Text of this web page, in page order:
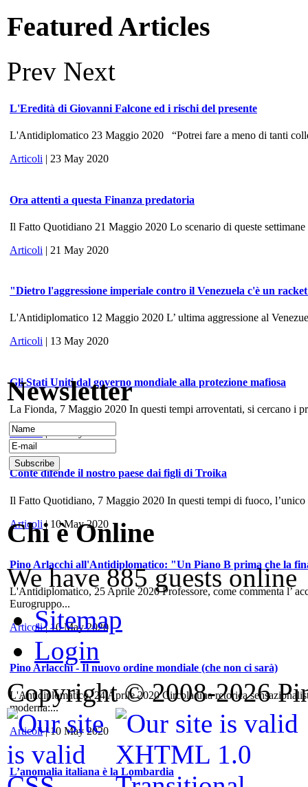
Featured Articles
Prev Next
L'Eredità di Giovanni Falcone ed i rischi del presente
L'Antidiplomatico 23 Maggio 2020 “Potrei fare a meno di tanti
Articoli | 23 May 2020
Ora attenti a questa Finanza predatoria
Il Fatto Quotidiano 21 Maggio 2020 Lo scenario di queste
Articoli | 21 May 2020
"Dietro l'aggressione imperiale contro il Venezuela c'è un
L'Antidiplomatico 12 Maggio 2020 L’ ultima aggressione al
Articoli | 13 May 2020
Gli Stati Uniti dal governo mondiale alla protezione mafiosa
La Fionda, 7 Maggio 2020 In questi tempi arroventati, si cercano i
Articoli
Conte difende il nostro paese dai figli di Troika
Il Fatto Quotidiano, 7 Maggio 2020 In questi tempi di fuoco,
Articoli| 10 May 2020
Pino Arlacchi all'Antidiplomatico: "Un Piano B prima che la
L'Antidiplomatico, 25 Aprile 2020 Professore, come commenta l’
Eurogruppo...
Articoli| 10 May 2020
Pino Arlacchi - Il nuovo ordine mondiale (che non ci sarà)
L'Antidiplomatico, 24 Aprile 2020 Circola una retorica
moderna:...
Articoli| 10 May 2020
L’anomalia italiana è la Lombardia
Newsletter
Chi è Online
We have 885 guests online
Sitemap
Login
Copyright © 2008-2026